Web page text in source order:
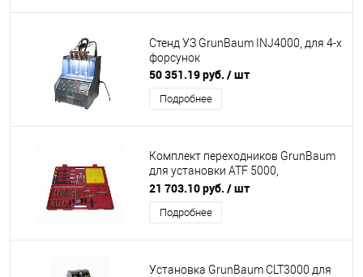
Стенд УЗ GrunBaum INJ4000, для 4-х
форсунок
50 351.19 руб. / шт
Подробнее
Комплект переходников GrunBaum
для установки ATF 5000,
расширенный
21 703.10 руб. / шт
Подробнее
Установка GrunBaum CLT3000 для